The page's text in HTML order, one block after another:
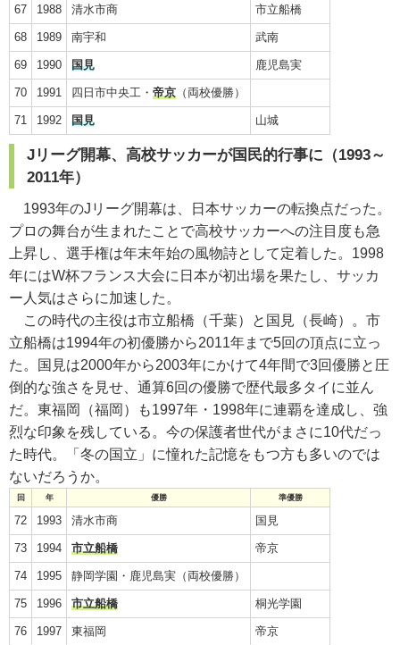
67 1988 清水市商 市立船橋
68 1989 南宇和 武南
69 1990 国見 鹿児島実
70 1991 四日市中央工・ 帝京 （両校優勝）
71 1992 国見 山城
Jリーグ開幕、高校サッカーが国民的行事に（1993～
2011年）
1993年のJリーグ開幕は、日本サッカーの転換点だった。
プロの舞台が生まれたことで高校サッカーへの注目度も急
上昇し、選手権は年末年始の風物詩として定着した。1998
年にはW杯フランス大会に日本が初出場を果たし、サッカ
ー人気はさらに加速した。
この時代の主役は市立船橋（千葉）と国見（長崎）。市
立船橋は1994年の初優勝から2011年まで5回の頂点に立っ
た。国見は2000年から2003年にかけて4年間で3回優勝と圧
倒的な強さを見せ、通算6回の優勝で歴代最多タイに並ん
だ。東福岡（福岡）も1997年・1998年に連覇を達成し、強
烈な印象を残している。今の保護者世代がまさに10代だっ
た時代。「冬の国立」に憧れた記憶をもつ方も多いのでは
ないだろうか。
回 年 優勝 準優勝
72 1993 清水市商 国見
73 1994 市立船橋 帝京
74 1995 静岡学園・鹿児島実（両校優勝）
75 1996 市立船橋 桐光学園
76 1997 東福岡 帝京